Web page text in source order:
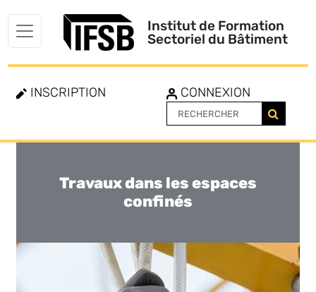
Institut de Formation
Sectoriel du Bâtiment
INSCRIPTION CONNEXION
Toggle
Travaux dans les espaces
confinés